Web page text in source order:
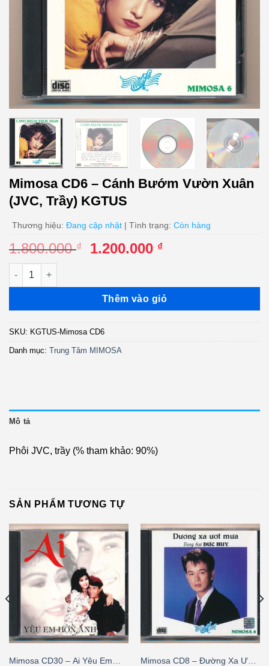
Mimosa CD6 – Cánh Bướm Vườn Xuân
(JVC, Trầy) KGTUS
Thương hiệu: Đang cập nhật | Tình trạng: Còn hàng
1.800.000₫
Giá
1.800.000 ₫.
1.200.000 ₫Giá
là:
1.200.000 ₫.
Mimosa CD6 - Cánh Bướm Vườn Xuân (JVC, Trầy) KGTUS số
Thêm vào giỏ
SKU: KGTUS-Mimosa CD6
Danh mục: Trung Tâm MIMOSA
Mô tả
Phôi JVC, trầy (% tham khảo: 90%)
SẢN PHẨM TƯƠNG TỰ
Mimosa CD30 – Ai Yêu Em
Mimosa CD8 – Đường Xa Ướt